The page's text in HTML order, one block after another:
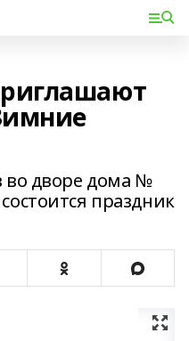
во дворе дома №
праздник